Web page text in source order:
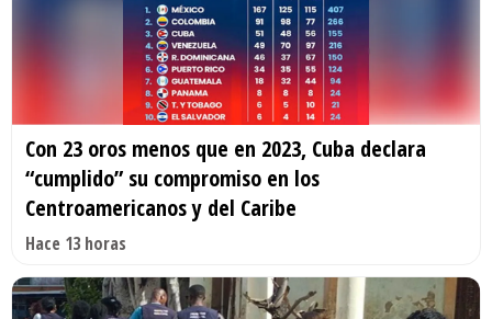
Con 23 oros menos que en 2023, Cuba declara
“cumplido” su compromiso en los
Centroamericanos y del Caribe
Hace 13 horas